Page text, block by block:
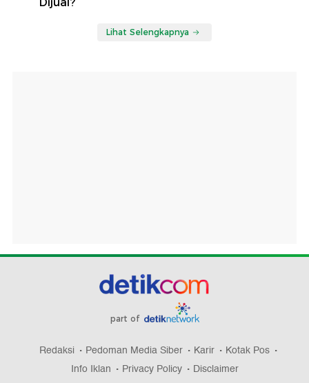
Lihat Selengkapnya
part of
Redaksi Pedoman Media Siber Karir
Kotak Pos
Info Iklan
Privacy Policy Disclaimer